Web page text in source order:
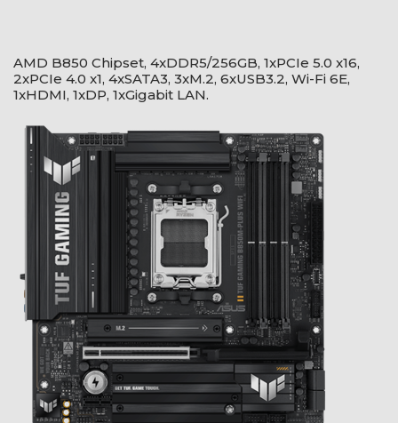
AMD B850 Chipset, 4xDDR5/256GB, 1xPCIe 5.0 x16,
2xPCIe 4.0 x1, 4xSATA3, 3xM.2, 6xUSB3.2, Wi-Fi 6E,
1xHDMI, 1xDP, 1xGigabit LAN.